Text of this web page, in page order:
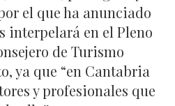
el que ha anunciado
interpelará en el Pleno
de Turismo
ya que “en Cantabria
y profesionales que